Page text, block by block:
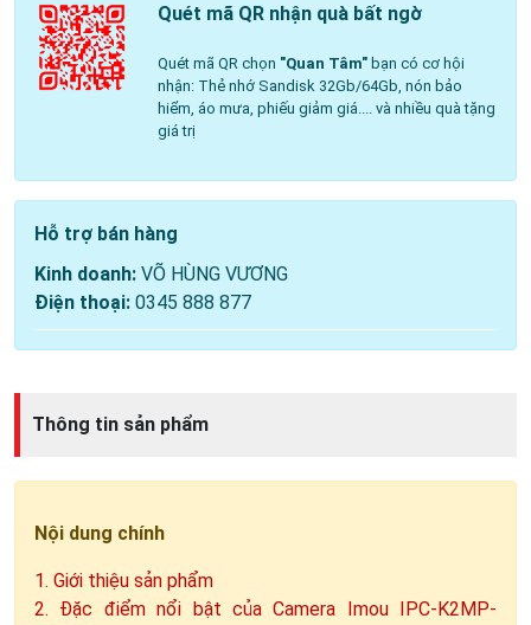
Quét mã QR nhận quà bất ngờ
Quét mã QR chọn "Quan Tâm"bạn có cơ hội
nhận: Thẻ nhớ Sandisk 32Gb/64Gb, nón bảo
hiểm, áo mưa, phiếu giảm giá.... và nhiều quà tặng
giá trị
Hỗ trợ bán hàng
Kinh doanh: VÕ HÙNG VƯƠNG
Điện thoại: 0345 888 877
Thông tin sản phẩm
Nội dung chính
1. Giới thiệu sản phẩm
2. Đặc điểm nổi bật của Camera Imou IPC-K2MP-